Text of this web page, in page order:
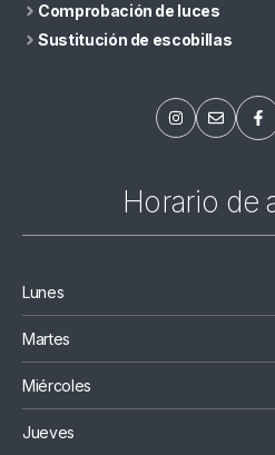
Comprobación de luces
Sustitución de escobillas
Horario de
Lunes
Martes
Miércoles
Jueves